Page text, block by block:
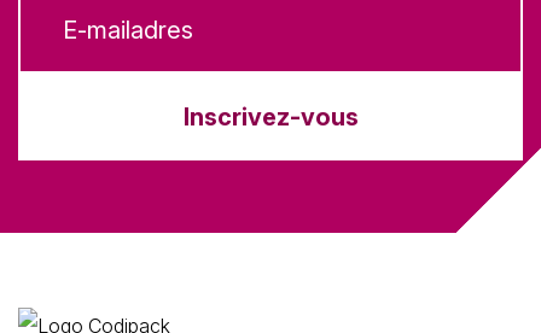
Inscrivez-vous